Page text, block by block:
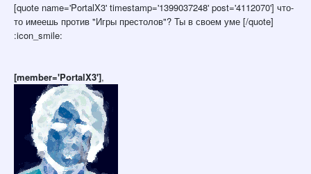
[quote name='PortalX3' timestamp='1399037248' post='4112070'] что-
то имеешь против "Игры престолов"? Ты в своем уме [/quote]
:icon_smile:
[member='PortalX3'],